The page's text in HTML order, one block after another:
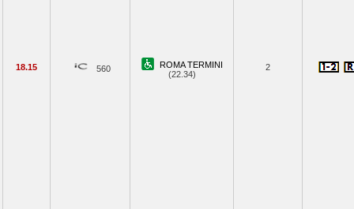
18.15 560
ROMA TERMINI
(22.34)
2